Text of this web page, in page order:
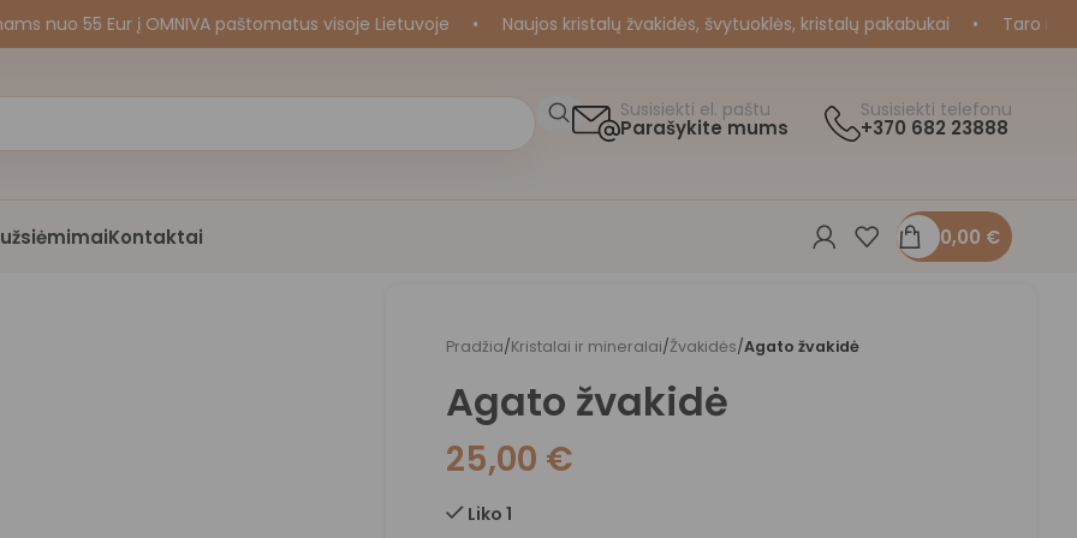
55 Eur į OMNIVA paštomatus visoje Lietuvoje • Naujos kristalų žvakidės, švytuoklės, kristalų pakabukai • Taro ir
Susisiekti el. paštu
Parašykite mums
Susisiekti telefonu
+370 682 23888
Kontaktai 0,00 €
Pradžia/Kristalai ir mineralai/Žvakidės/Agato žvakidė
Agato žvakidė
25,00 €
Liko 1